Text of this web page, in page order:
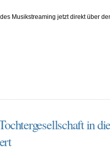
Musikstreaming jetzt direkt über
in